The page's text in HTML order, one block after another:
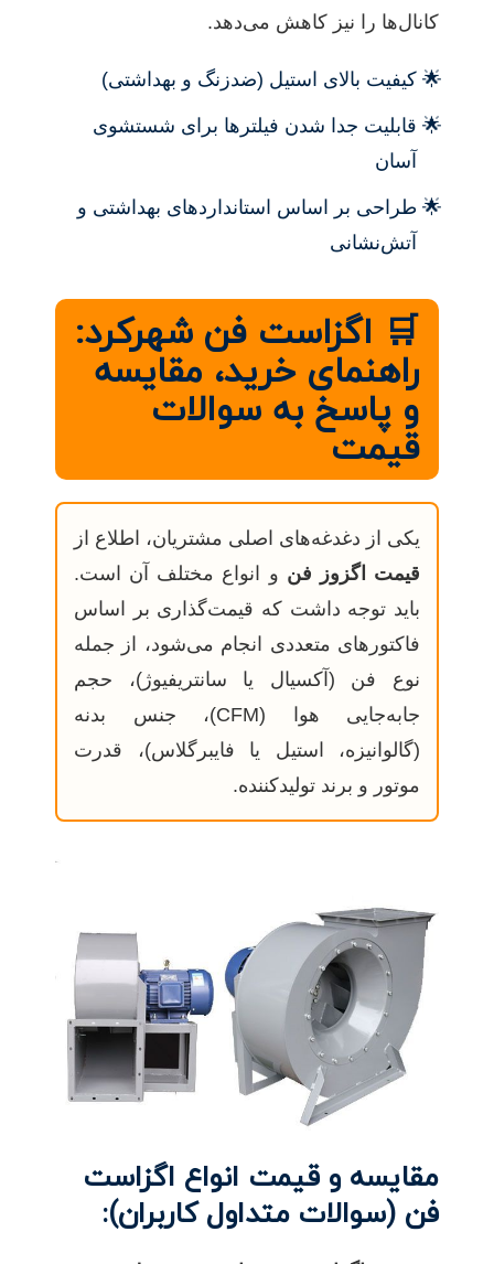
کانال‌ها را نیز کاهش می‌دهد.
کیفیت بالای استیل (ضدزنگ و بهداشتی)
قابلیت جدا شدن فیلترها برای شستشوی
آسان
طراحی بر اساس استانداردهای بهداشتی و
آتش‌نشانی
🛒 اگزاست فن شهرکرد:
راهنمای خرید، مقایسه
و پاسخ به سوالات
قیمت
یکی از دغدغه‌های اصلی مشتریان، اطلاع از
قیمت اگزوز فن و انواع مختلف آن است.
باید توجه داشت که قیمت‌گذاری بر اساس
فاکتورهای متعددی انجام می‌شود، از جمله
نوع فن (آکسیال یا سانتریفیوژ)، حجم
جابه‌جایی هوا (CFM)، جنس بدنه
(گالوانیزه، استیل یا فایبرگلاس)، قدرت
موتور و برند تولیدکننده.
مقایسه و قیمت انواع اگزاست
فن (سوالات متداول کاربران):